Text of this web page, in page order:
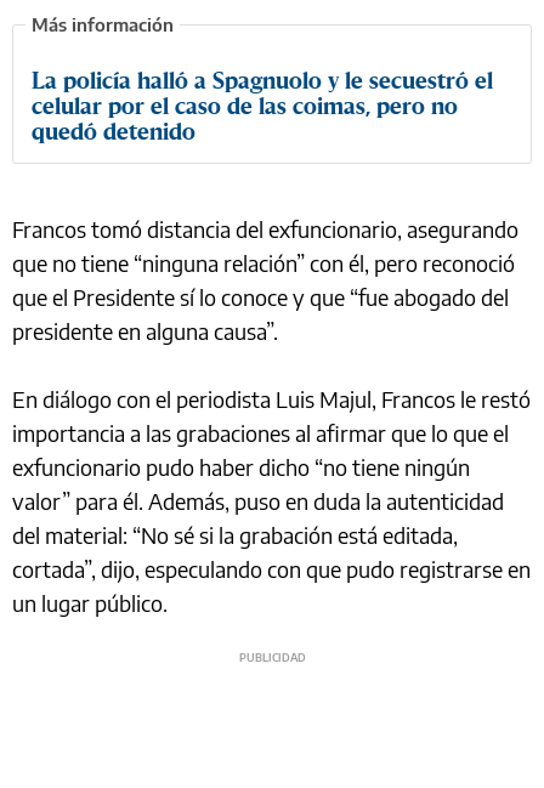
La policía halló a Spagnuolo y le secuestró el
celular por el caso de las coimas, pero no
quedó detenido
Francos tomó distancia del exfuncionario, asegurando
que no tiene “ninguna relación” con él, pero reconoció
que el Presidente sí lo conoce y que “fue abogado del
presidente en alguna causa”.
En diálogo con el periodista Luis Majul, Francos le restó
importancia a las grabaciones al afirmar que lo que el
exfuncionario pudo haber dicho “no tiene ningún
valor” para él. Además, puso en duda la autenticidad
del material: “No sé si la grabación está editada,
cortada”, dijo, especulando con que pudo registrarse en
un lugar público.